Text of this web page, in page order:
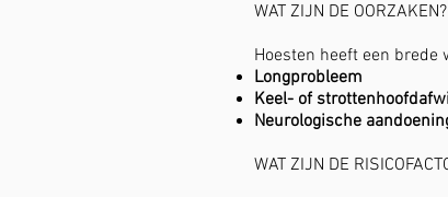
WAT ZIJN DE OORZAKEN?
Hoesten heeft een brede
Longprobleem
Keel- of
Neurologische
WAT ZIJN DE